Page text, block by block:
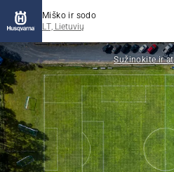
Miško ir sodo
LT, Lietuvių
Sužinokite ir